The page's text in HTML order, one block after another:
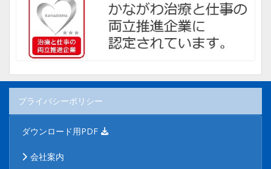
プライバシーポリシー
ダウンロード用PDF
会社案内